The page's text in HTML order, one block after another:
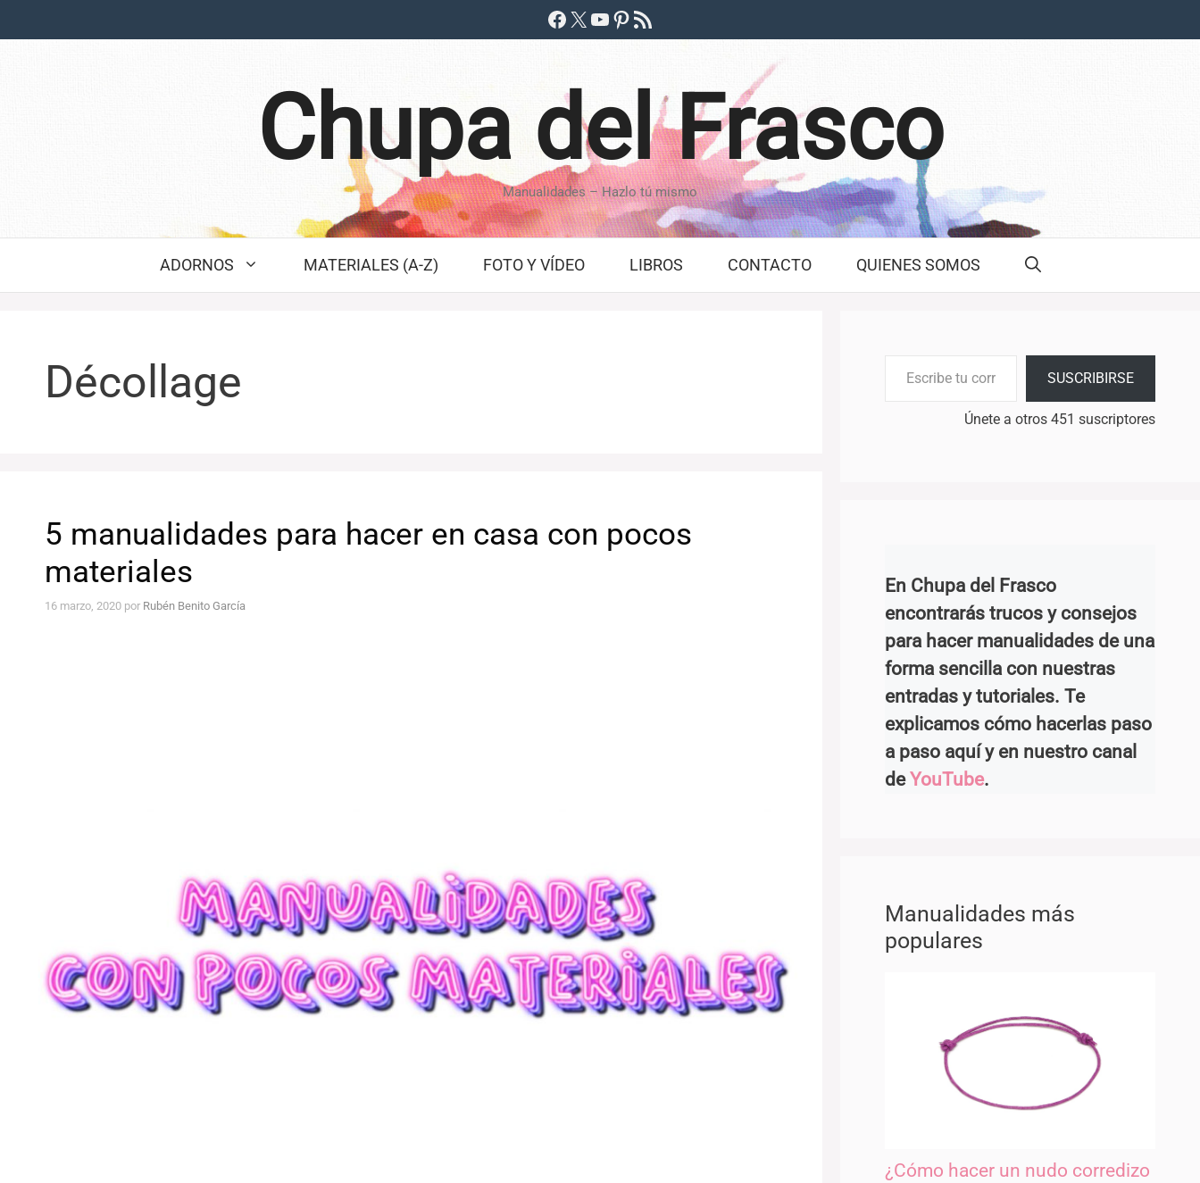
al
Facebook
X YouTube
Pinterest
Feed RSS
Chupa del Frasco
Manualidades – Hazlo tú mismo
ADORNOS MATERIALES (A-Z) FOTO Y VÍDEO LIBROS CONTACTO QUIENES SOMOS
Décollage
5 manualidades para hacer en casa con pocos
materiales
16 marzo, 2020 por Rubén Benito García
SUSCRIBIRSE
Únete a otros 451 suscriptores
En Chupa del Frasco
encontrarás trucos y consejos
para hacer manualidades de una
forma sencilla con nuestras
entradas y tutoriales. Te
explicamos cómo hacerlas paso
a paso aquí y en nuestro canal
deYouTube.
Manualidades más
populares
¿Cómo hacer un nudo corredizo